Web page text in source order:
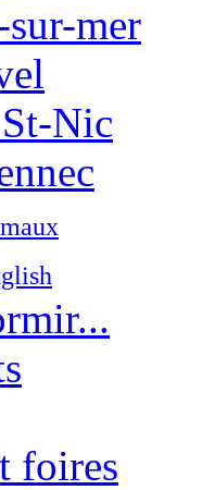
mer
Nic
foires